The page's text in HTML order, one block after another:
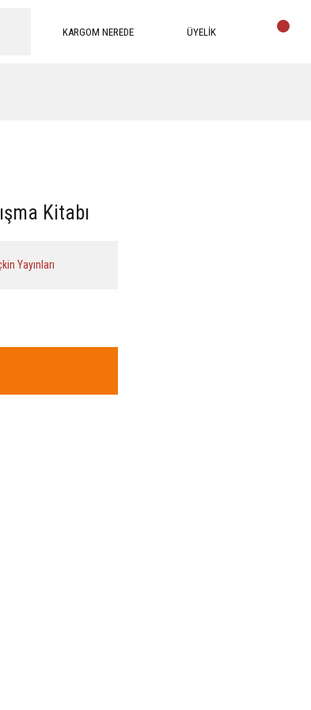
KARGOM NEREDE ÜYELİK
Kitabı
Yayınları